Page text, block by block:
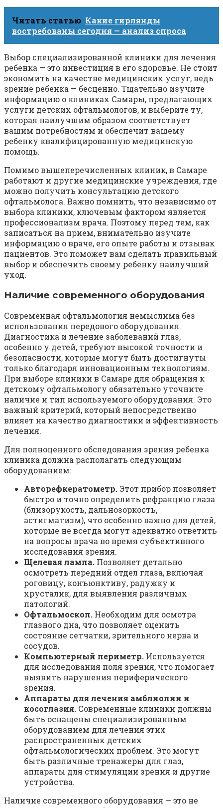
Читать статью Какие гирлянды
востребованы сегодня — анализ спроса
Выбор специализированной клиники для лечения
ребенка — это инвестиция в его здоровье. Не стоит
экономить на качестве медицинских услуг, ведь
зрение ребенка — бесценно. Тщательно изучите
информацию о клиниках Самары, предлагающих
услуги детских офтальмологов, и выберите ту,
которая наилучшим образом соответствует
вашим потребностям и обеспечит вашему
ребенку квалифицированную медицинскую
помощь.
Помимо вышеперечисленных клиник, в Самаре
работают и другие медицинские учреждения, где
можно получить консультацию детского
офтальмолога. Важно помнить, что независимо от
выбора клиники, ключевым фактором является
профессионализм врача. Поэтому перед тем, как
записаться на прием, внимательно изучите
информацию о враче, его опыте работы и отзывах
пациентов. Это поможет вам сделать правильный
выбор и обеспечить своему ребенку наилучший
уход.
Наличие современного оборудования
Современная офтальмология немыслима без
использования передового оборудования.
Диагностика и лечение заболеваний глаз,
особенно у детей, требуют высокой точности и
безопасности, которые могут быть достигнуты
только благодаря инновационным технологиям.
При выборе клиники в Самаре для обращения к
детскому офтальмологу обязательно уточните
наличие и тип используемого оборудования. Это
важный критерий, который непосредственно
влияет на качество диагностики и эффективность
лечения.
Для полноценного обследования зрения ребенка
клиника должна располагать следующим
оборудованием:
Авторефкератометр. Этот прибор позволяет
быстро и точно определить рефракцию глаза
(близорукость, дальнозоркость,
астигматизм), что особенно важно для детей,
которые не всегда могут адекватно ответить
на вопросы врача во время субъективного
исследования зрения.
Щелевая лампа. Позволяет детально
осмотреть передний отдел глаза, включая
роговицу, конъюнктиву, радужку и
хрусталик, для выявления различных
патологий.
Офтальмоскоп. Необходим для осмотра
глазного дна, что позволяет оценить
состояние сетчатки, зрительного нерва и
сосудов.
Компьютерный периметр. Используется
для исследования поля зрения, что помогает
выявить нарушения периферического
зрения.
Аппараты для лечения амблиопии и
косоглазия. Современные клиники должны
быть оснащены специализированным
оборудованием для лечения этих
распространенных детских
офтальмологических проблем. Это могут
быть различные тренажеры для глаз,
аппараты для стимуляции зрения и другие
устройства.
Наличие современного оборудования — это не